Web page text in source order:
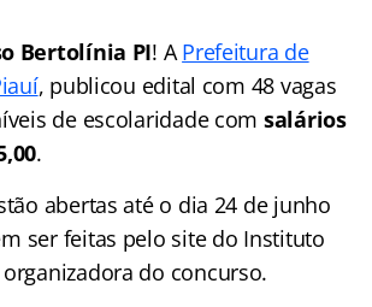
Bertolínia PI! APrefeitura de
, publicou edital com 48 vagas
de escolaridade com salários
.
abertas até o dia 24 de junho
ser feitas pelo site do Instituto
do concurso.